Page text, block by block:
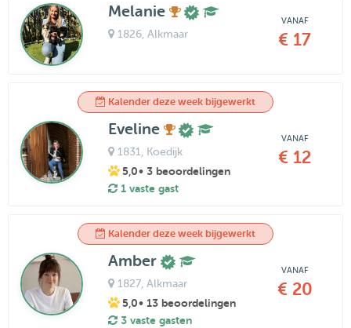
Melanie
1826, Alkmaar
VANAF
€ 17
Kalender deze week bijgewerkt
Eveline
1831 , Koedijk
5,0• 3 beoordelingen
1 vaste gast
VANAF
€ 12
Kalender deze week bijgewerkt
Amber
1827, Alkmaar
5,0• 13 beoordelingen
3 vaste gasten
VANAF
€ 20